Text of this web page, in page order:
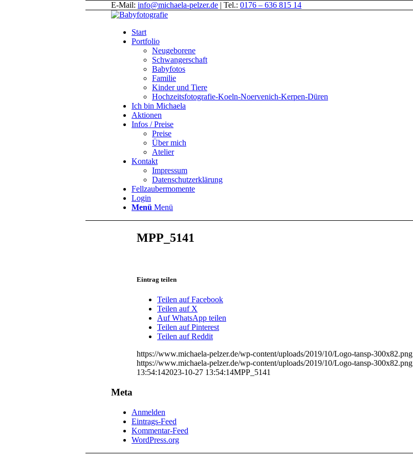
E-Mail: info@michaela-pelzer.de | Tel.: 0176 – 636 815 14
Start
Portfolio
Neugeborene
Schwangerschaft
Babyfotos
Familie
Kinder und Tiere
Hochzeitsfotografie-Koeln-Noervenich-Kerpen-Düren
Ich bin Michaela
Aktionen
Infos / Preise
Preise
Über mich
Atelier
Kontakt
Impressum
Datenschutzerklärung
Fellzaubermomente
Login
Menü Menü
MPP_5141
Eintrag teilen
Teilen auf Facebook
Teilen auf X
Auf WhatsApp teilen
Teilen auf Pinterest
Teilen auf Reddit
https://www.michaela-pelzer.de/wp-content/uploads/2019/10/Logo-tansp-300x82.png
https://www.michaela-pelzer.de/wp-content/uploads/2019/10/Logo-tansp-300x82.png
13:54:142023-10-27 13:54:14MPP_5141
Meta
Anmelden
Eintrags-Feed
Kommentar-Feed
WordPress.org